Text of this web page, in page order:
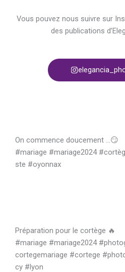
Vous pouvez nous suivre sur
des publications
On commence doucement …😏
#mariage #mariage2024
ste #oyonnax
Préparation pour le cortège 🔥
#mariage #mariage2024
cortegemariage #cortege
cy #lyon